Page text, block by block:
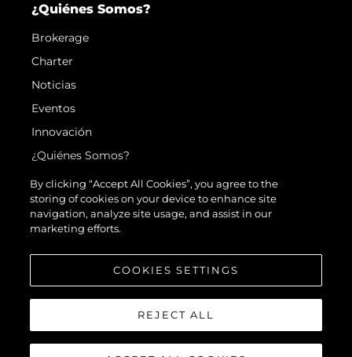
¿Quiénes Somos?
Brokerage
Charter
Noticias
Eventos
Innovación
¿Quiénes Somos?
El Equipo
Estilo De Vida
Historia
By clicking “Accept All Cookies”, you agree to the
storing of cookies on your device to enhance site
navigation, analyze site usage, and assist in our
marketing efforts.
COOKIES SETTINGS
REJECT ALL